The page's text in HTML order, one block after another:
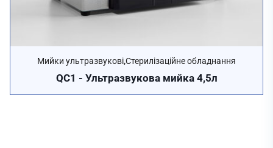
Мийки ультразвукові,Стерилізаційне обладнання
QC1 - Ультразвукова мийка 4,5л